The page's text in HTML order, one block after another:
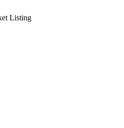
Listing